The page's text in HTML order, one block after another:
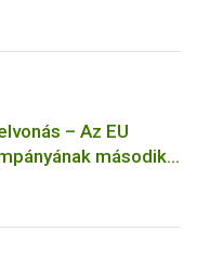
– Az EU
második